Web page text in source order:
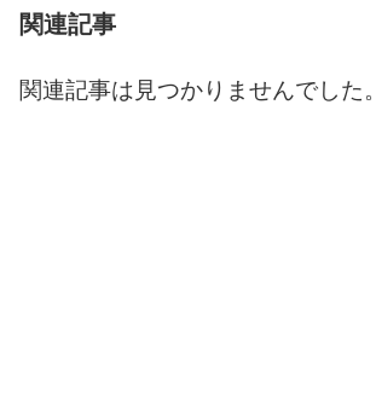
関連記事
関連記事は見つかりませんでした。